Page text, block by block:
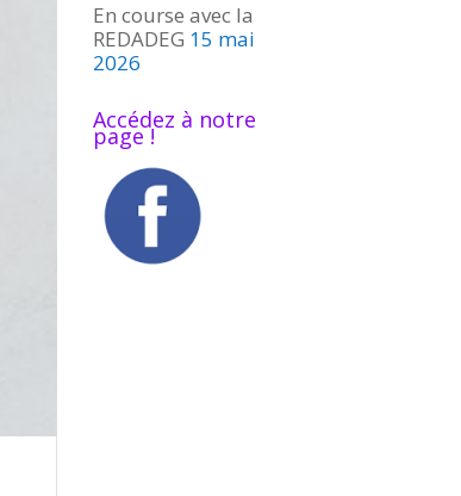
En course avec la
REDADEG 15 mai
2026
Accédez à notre
page !